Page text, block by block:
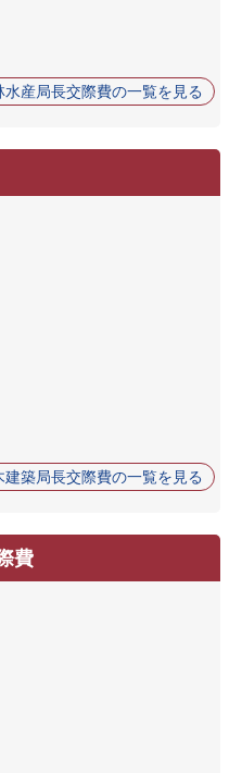
水産局長交際費の一覧を見る
建築局長交際費の一覧を見る
費